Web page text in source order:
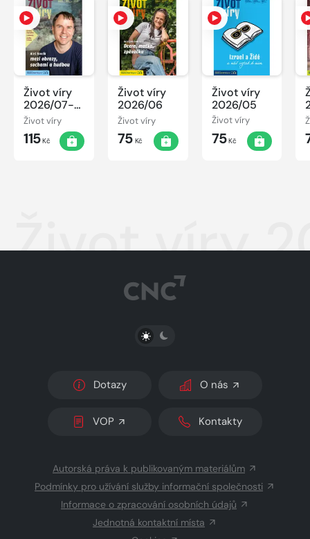
Život víry
2026/07-
08
Život víry
115Kč
Život víry
2026/06
Život víry
75Kč
Život víry
2026/05
Život víry
75Kč
Život víry
PŘEPNOUT SVĚTLÝ/TMAVÝ REŽIM
Dotazy O nás
VOP Kontakty
Autorská práva k publikovaným materiálům
Podmínky pro užívání služby informační společnosti
Informace o zpracování osobních údajů
Jednotná kontaktní místa